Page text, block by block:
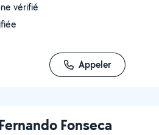
vérifié
Appeler
Fonseca